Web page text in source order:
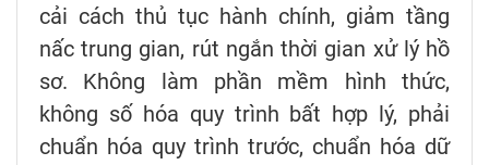
cải cách thủ tục hành chính, giảm tầng
nấc trung gian, rút ngắn thời gian xử lý hồ
sơ. Không làm phần mềm hình thức,
không số hóa quy trình bất hợp lý, phải
chuẩn hóa quy trình trước, chuẩn hóa dữ